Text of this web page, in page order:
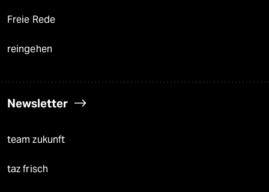
Freie Rede
reingehen
Newsletter
team zukunft
taz frisch